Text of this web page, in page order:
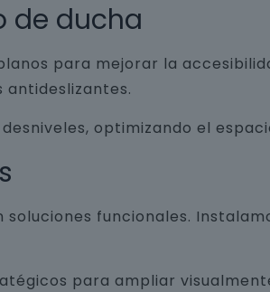
de ducha
para mejorar la
optimizando el
funcionales.
para ampliar